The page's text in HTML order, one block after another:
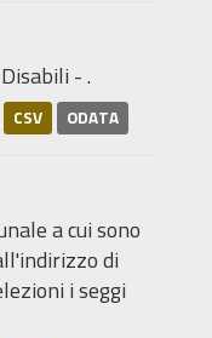
- .
CSV ODATA
a cui sono
di
i seggi